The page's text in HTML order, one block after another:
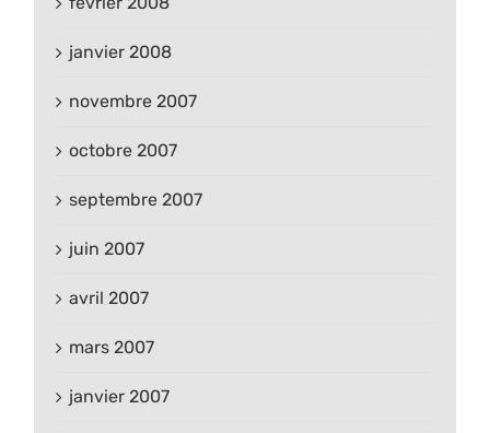
janvier 2008
novembre 2007
octobre 2007
septembre 2007
juin 2007
avril 2007
mars 2007
janvier 2007